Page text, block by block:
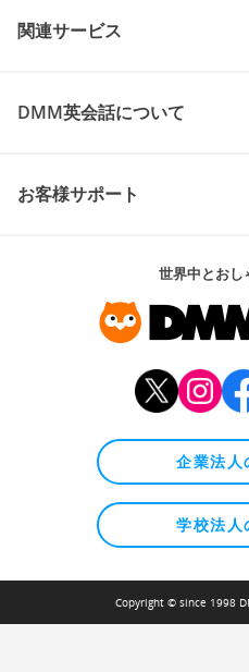
関連サービス
DMM英会話について
お客様サポート
世界中とおし
企業法人
学校法人
Copyright © since 1998